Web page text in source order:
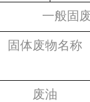
一般固
固体废物名称
废油